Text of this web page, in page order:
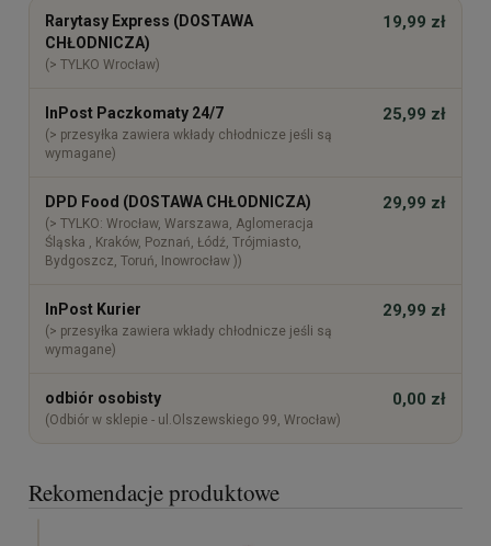
Cena nie zawiera ewentualnych kosztów płatności
Rarytasy Express (DOSTAWA
CHŁODNICZA)
(> TYLKO Wrocław)
19,99 zł
InPost Paczkomaty 24/7
(> przesyłka zawiera wkłady chłodnicze jeśli są
wymagane)
25,99 zł
DPD Food (DOSTAWA CHŁODNICZA)
(> TYLKO: Wrocław, Warszawa, Aglomeracja
Śląska , Kraków, Poznań, Łódź, Trójmiasto,
Bydgoszcz, Toruń, Inowrocław ))
29,99 zł
InPost Kurier
(> przesyłka zawiera wkłady chłodnicze jeśli są
wymagane)
29,99 zł
odbiór osobisty
(Odbiór w sklepie - ul.Olszewskiego 99, Wrocław)
0,00 zł
Rekomendacje produktowe